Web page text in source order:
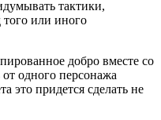
тактики,
или иного
добро вместе со
одного персонажа
это придется сделать не